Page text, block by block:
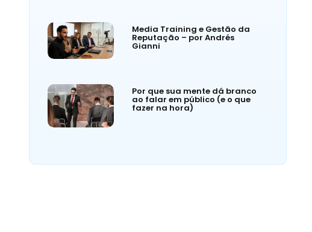
Media Training e Gestão da
Reputação – por Andrés
Gianni
Por que sua mente dá branco
ao falar em público (e o que
fazer na hora)